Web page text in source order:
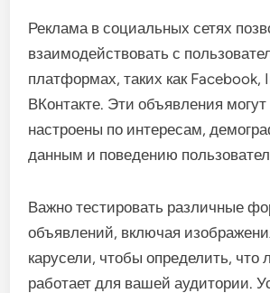
Реклама в социальных сетях
взаимодействовать с
платформах, таких как Facebook,
ВКонтакте. Эти объявления
настроены по интересам,
данным и поведению
Важно тестировать различные
объявлений, включая
карусели, чтобы определить, что
работает для вашей аудитории.